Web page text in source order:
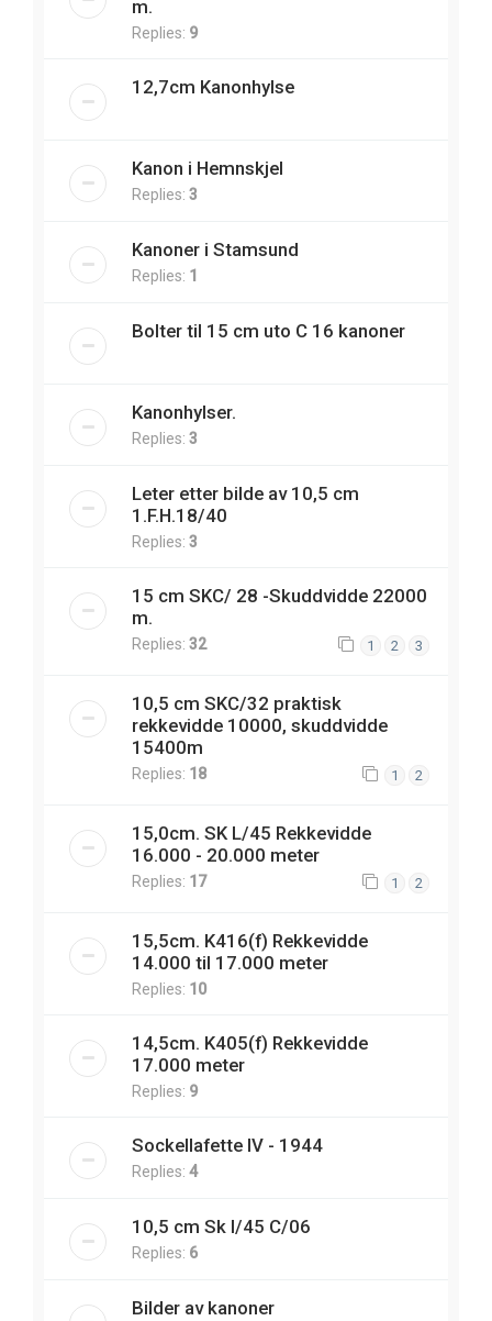
m.
Replies: 9
12,7cm Kanonhylse
Kanon i Hemnskjel
Replies: 3
Kanoner i Stamsund
Replies: 1
Bolter til 15 cm uto C 16 kanoner
Kanonhylser.
Replies: 3
Leter etter bilde av 10,5 cm
1.F.H.18/40
Replies: 3
15 cm SKC/ 28 -Skuddvidde 22000
m.
Replies: 32 1 2 3
10,5 cm SKC/32 praktisk
rekkevidde 10000, skuddvidde
15400m
Replies: 18 1 2
15,0cm. SK L/45 Rekkevidde
16.000 - 20.000 meter
Replies: 17 1 2
15,5cm. K416(f) Rekkevidde
14.000 til 17.000 meter
Replies: 10
14,5cm. K405(f) Rekkevidde
17.000 meter
Replies: 9
Sockellafette IV - 1944
Replies: 4
10,5 cm Sk l/45 C/06
Replies: 6
Bilder av kanoner